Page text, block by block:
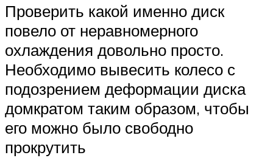
Проверить какой именно диск
повело от неравномерного
охлаждения довольно просто.
Необходимо вывесить колесо с
подозрением деформации диска
домкратом таким образом, чтобы
его можно было свободно
прокрутить